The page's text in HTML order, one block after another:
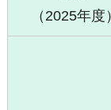
（2025年度